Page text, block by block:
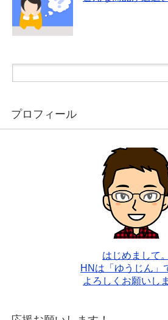
プロフィール
はじめまして。
HNは「ゆうじん」
よろしくお願いし